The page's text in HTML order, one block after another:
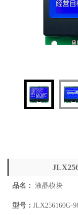
品名： 液晶模块
型号： JLX256160G-